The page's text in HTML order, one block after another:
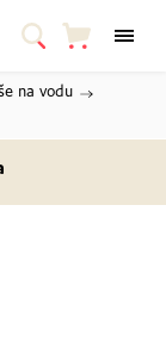
na vodu /